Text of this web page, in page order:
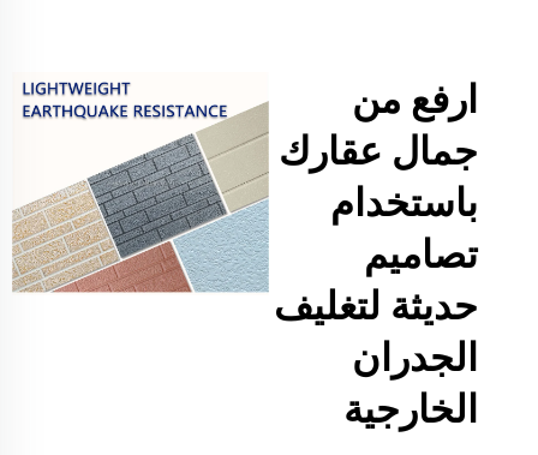
ارفع من
جمال عقارك
باستخدام
تصاميم
حديثة لتغليف
الجدران
الخارجية